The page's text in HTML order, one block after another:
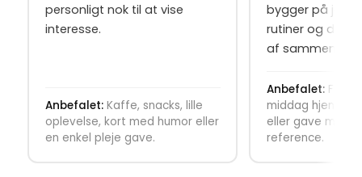
personligt nok til at vise
interesse.
Anbefalet:Kaffe, snacks, lille
oplevelse, kort med humor eller
en enkel pleje gave.
bygger på jeres
rutiner og den
af sammen på.
Anbefalet:
middag
eller gave med
reference.